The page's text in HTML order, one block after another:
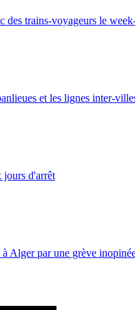
des trains-voyageurs le
et les lignes inter-
jours d'arrêt
Alger par une grève